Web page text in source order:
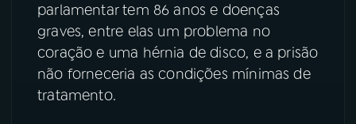
parlamentar tem 86 anos e doenças
graves, entre elas um problema no
coração e uma hérnia de disco, e a prisão
não forneceria as condições mínimas de
tratamento.